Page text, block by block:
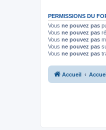
PERMISSIONS DU
Vous ne pouvez pas
Vous ne pouvez pas
Vous ne pouvez pas
Vous ne pouvez pas
Vous ne pouvez pas
Accueil